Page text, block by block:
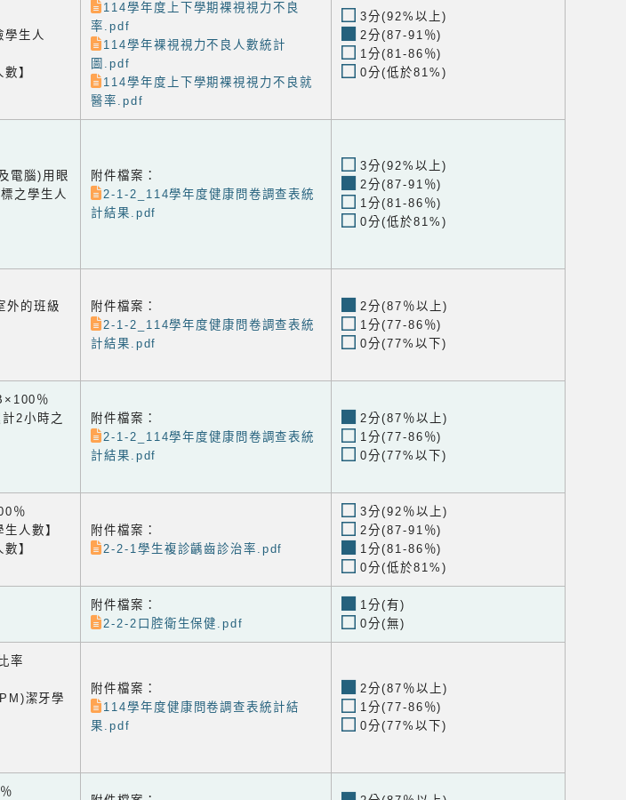
學生人
】
114學年度上下學期裸視視力不良
率.pdf
114學年裸視視力不良人數統計
圖.pdf
114學年度上下學期裸視視力不良就
醫率.pdf
3分(92%以上)
2分(87-91％)
1分(81-86％)
0分(低於81%)
電腦)用眼
之學生人
附件檔案：
2-1-2_114學年度健康問卷調查表統
計結果.pdf
3分(92%以上)
2分(87-91％)
1分(81-86％)
0分(低於81%)
外的班級
附件檔案：
2-1-2_114學年度健康問卷調查表統
計結果.pdf
2分(87％以上)
1分(77-86％)
0分(77%以下)
％
2小時之
附件檔案：
2-1-2_114學年度健康問卷調查表統
計結果.pdf
2分(87％以上)
1分(77-86％)
0分(77%以下)
％
人數】
】
附件檔案：
2-2-1學生複診齲齒診治率.pdf
3分(92％以上)
2分(87-91％)
1分(81-86％)
0分(低於81%)
附件檔案：
2-2-2口腔衛生保健.pdf
1分(有)
0分(無)
率
潔牙學
附件檔案：
114學年度健康問卷調查表統計結
果.pdf
2分(87％以上)
1分(77-86％)
0分(77%以下)